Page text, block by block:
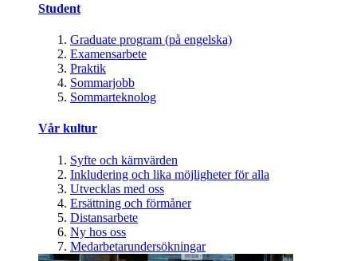
Student
Graduate program (på engelska)
Examensarbete
Praktik
Sommarjobb
Sommarteknolog
Vår kultur
Syfte och kärnvärden
Inkludering och lika möjligheter för alla
Utvecklas med oss
Ersättning och förmåner
Distansarbete
Ny hos oss
Medarbetarundersökningar